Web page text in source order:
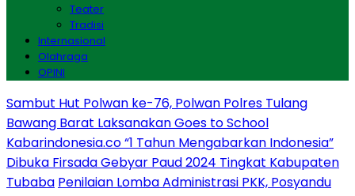
Teater
Tradisi
Internasional
Olahraga
OPINI
Sambut Hut Polwan ke-76, Polwan Polres Tulang
Bawang Barat Laksanakan Goes to School
Kabarindonesia.co “1 Tahun Mengabarkan Indonesia”
Dibuka Firsada Gebyar Paud 2024 Tingkat Kabupaten
Tubaba Penilaian Lomba Administrasi PKK, Posyandu